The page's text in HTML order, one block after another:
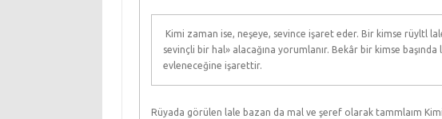
Kimi zaman ise, neşeye, sevince işaret eder. Bir kimse rüyltl
sevinçli bir hal» alacağına yorumlanır. Bekâr bir kimse
evleneceğine işarettir.
Rüyada görülen lale bazan da mal ve şeref olarak tammlaım